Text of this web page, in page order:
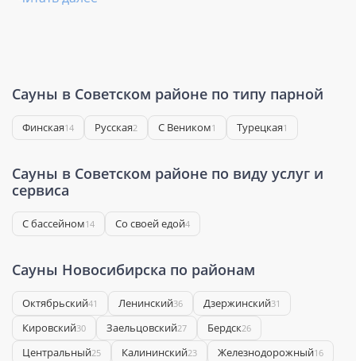
Сауны в Советском районе по типу парной
Финская14 Русская2 С Веником1 Турецкая1
Сауны в Советском районе по виду услуг и
сервиса
С бассейном14 Со своей едой4
Сауны Новосибирска по районам
Октябрьский41 Ленинский36 Дзержинский31
Кировский30 Заельцовский27 Бердск26
Центральный25 Калининский23 Железнодорожный16